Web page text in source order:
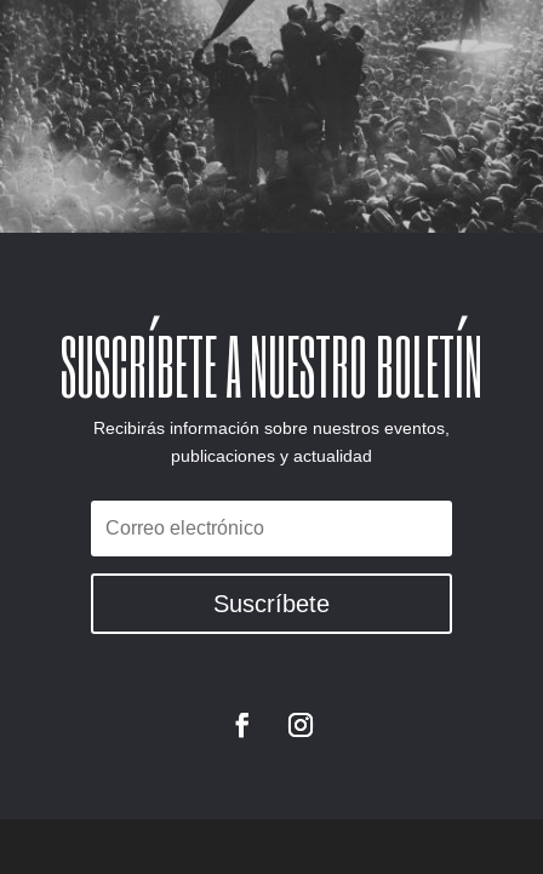
SUSCRÍBETE A NUESTRO BOLETÍN
Recibirás información sobre nuestros eventos,
publicaciones y actualidad
Suscríbete